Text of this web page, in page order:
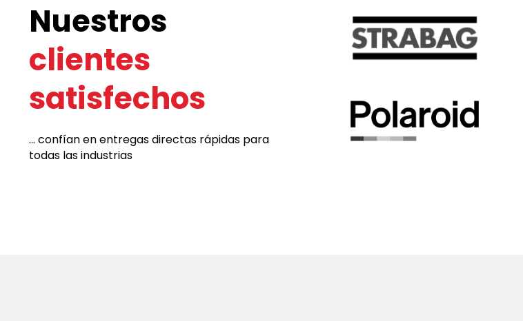
Nuestros
clientes
satisfechos
... confían en entregas directas rápidas para
todas las industrias